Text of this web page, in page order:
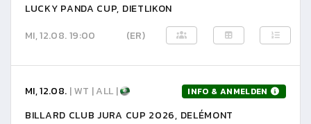
LUCKY PANDA CUP, DIETLIKON
MI, 12.08. 19:00
(ER)
MI, 12.08. | WT | ALL | INFO & ANMELDEN
BILLARD CLUB JURA CUP 2026, DELÉMONT